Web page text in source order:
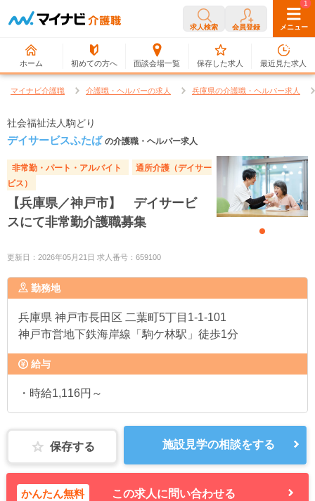
求人検索 会員登録 メニュー
ホーム 初めての方へ 面談会場一覧
0
保存した求人
1
最近見た求人
マイナビ介護職 介護職・ヘルパーの求人 兵庫県の介護職・ヘルパー求人
社会福祉法人駒どり
デイサービスふたば の介護職・ヘルパー求人
非常勤・パート・アルバイト
通所介護（デイサー
ビス）
【兵庫県／神戸市】 デイサービ
スにて非常勤介護職募集
更新日：2026年05月21日 求人番号：659100
勤務地
兵庫県 神戸市長田区 二葉町5丁目1-1-101
神戸市営地下鉄海岸線「駒ケ林駅」徒歩1分
給与
・時給1,116円～
保存する 施設見学の相談をする
かんたん無料 この求人に問い合わせる